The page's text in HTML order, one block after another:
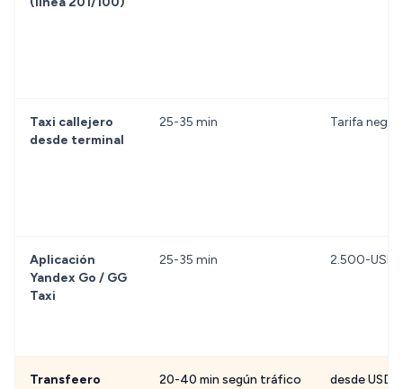
Taxi callejero
desde terminal
25-35 min Tarifa
Aplicación
Yandex Go / GG
Taxi
25-35 min 2.500-USD
Transfeero
20-40 min según tráfico desde USD